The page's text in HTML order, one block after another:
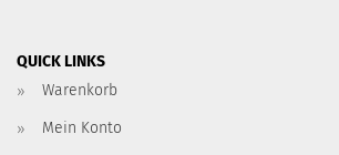
QUICK LINKS
Warenkorb
Mein Konto